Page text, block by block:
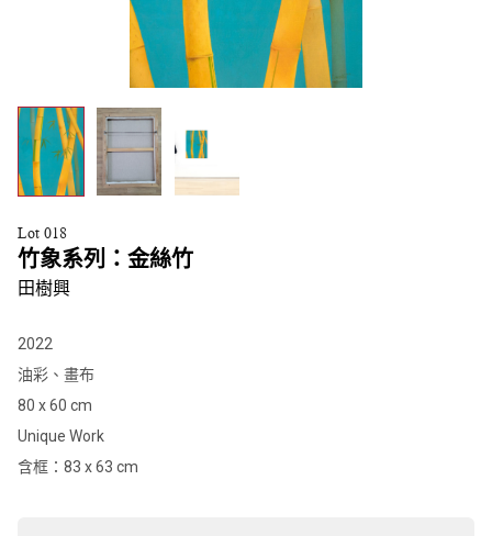
Lot 018
竹象系列：金絲竹
田樹興
2022
油彩、畫布
80 x 60 cm
Unique Work
含框：83 x 63 cm